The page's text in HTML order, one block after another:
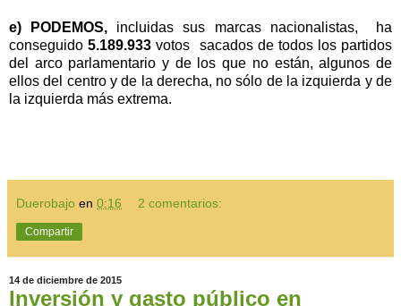
e) PODEMOS, incluidas sus marcas nacionalistas, ha
conseguido 5.189.933 votos sacados de todos los partidos
del arco parlamentario y de los que no están, algunos de
ellos del centro y de la derecha, no sólo de la izquierda y de
la izquierda más extrema.
Duerobajo en 0:16 2 comentarios:
Compartir
14 de diciembre de 2015
Inversión y gasto público en